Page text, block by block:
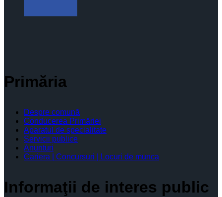
Primăria
Despre comună
Conducerea Primăriei
Aparatul de specialitate
Servicii publice
Anunturi
Cariera | Concursuri | Locuri de munca
Informaţii de interes public